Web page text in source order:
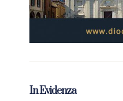
In Evidenza